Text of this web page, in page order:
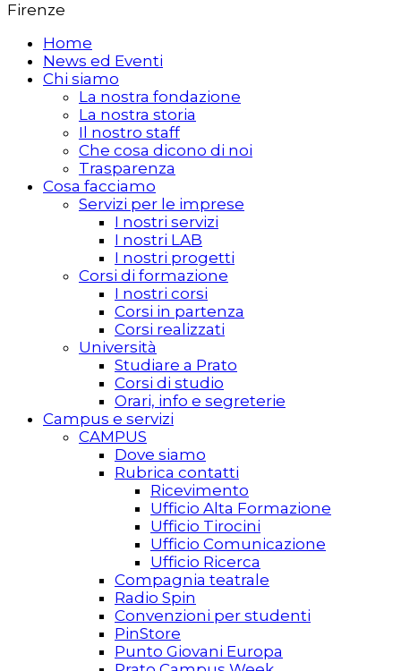
Firenze
Home
News ed Eventi
Chi siamo
La nostra fondazione
La nostra storia
Il nostro staff
Che cosa dicono di noi
Trasparenza
Cosa facciamo
Servizi per le imprese
I nostri servizi
I nostri LAB
I nostri progetti
Corsi di formazione
I nostri corsi
Corsi in partenza
Corsi realizzati
Università
Studiare a Prato
Corsi di studio
Orari, info e segreterie
Campus e servizi
CAMPUS
Dove siamo
Rubrica contatti
Ricevimento
Ufficio Alta Formazione
Ufficio Tirocini
Ufficio Comunicazione
Ufficio Ricerca
Compagnia teatrale
Radio Spin
Convenzioni per studenti
PinStore
Punto Giovani Europa